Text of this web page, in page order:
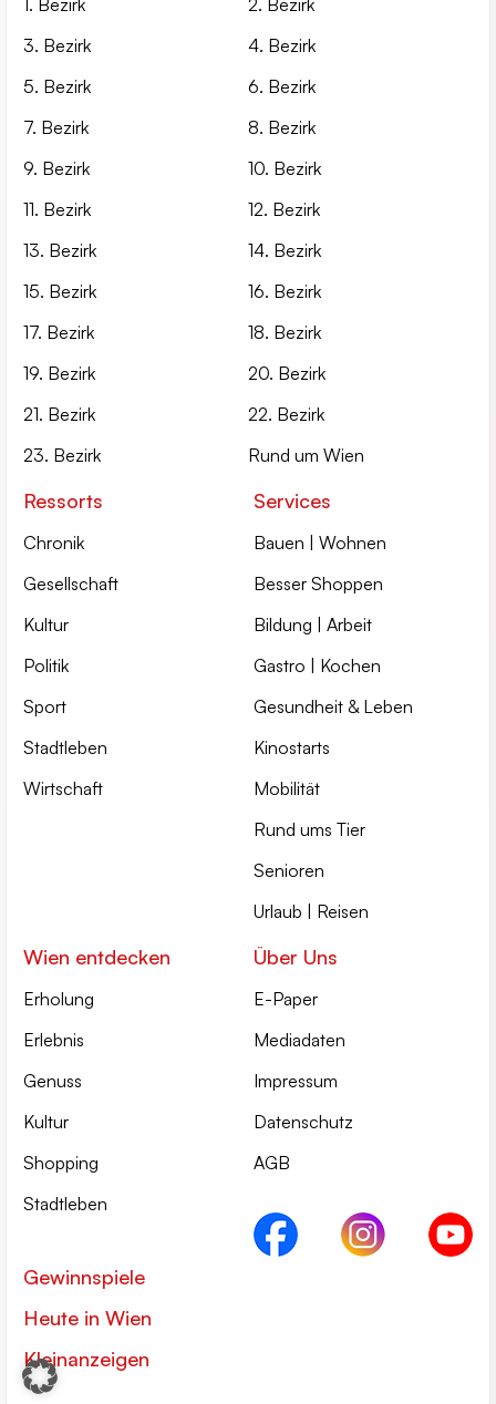
3. Bezirk
4. Bezirk
5. Bezirk
6. Bezirk
7. Bezirk
8. Bezirk
9. Bezirk
10. Bezirk
11. Bezirk
12. Bezirk
13. Bezirk
14. Bezirk
15. Bezirk
16. Bezirk
17. Bezirk
18. Bezirk
19. Bezirk
20. Bezirk
21. Bezirk
22. Bezirk
23. Bezirk
Rund um Wien
Ressorts
Chronik
Gesellschaft
Kultur
Politik
Sport
Stadtleben
Wirtschaft
Services
Bauen | Wohnen
Besser Shoppen
Bildung | Arbeit
Gastro | Kochen
Gesundheit & Leben
Kinostarts
Mobilität
Rund ums Tier
Senioren
Urlaub | Reisen
Wien entdecken
Erholung
Erlebnis
Genuss
Kultur
Shopping
Stadtleben
Gewinnspiele
Heute in Wien
Kleinanzeigen
Über Uns
E-Paper
Mediadaten
Impressum
Datenschutz
AGB